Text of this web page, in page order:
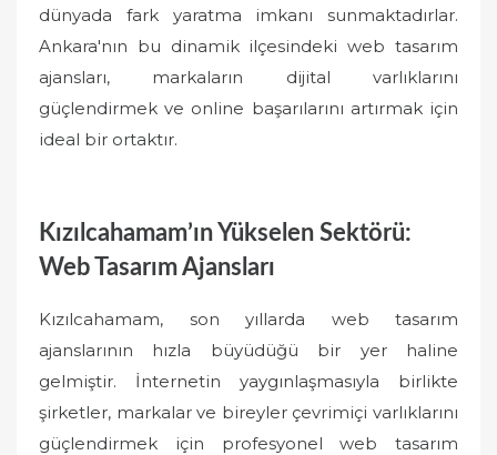
dünyada fark yaratma imkanı sunmaktadırlar.
Ankara'nın bu dinamik ilçesindeki web tasarım
ajansları, markaların dijital varlıklarını
güçlendirmek ve online başarılarını artırmak için
ideal bir ortaktır.
Kızılcahamam’ın Yükselen Sektörü:
Web Tasarım Ajansları
Kızılcahamam, son yıllarda web tasarım
ajanslarının hızla büyüdüğü bir yer haline
gelmiştir. İnternetin yaygınlaşmasıyla birlikte
şirketler, markalar ve bireyler çevrimiçi varlıklarını
güçlendirmek için profesyonel web tasarım